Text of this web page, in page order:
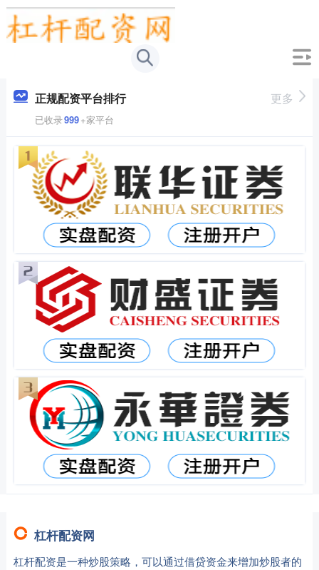
正规配资平台排行
已收录999+家平台
更多
杠杆配资网
杠杆配资是一种炒股策略，可以通过借贷资金来增加炒股者的